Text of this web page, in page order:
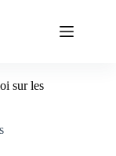
sur les